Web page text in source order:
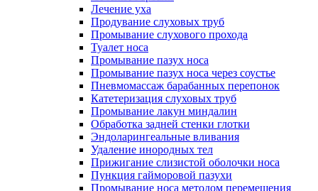
Лечение уха
Продувание слуховых труб
Промывание слухового прохода
Туалет носа
Промывание пазух носа
Промывание пазух носа через соустье
Пневмомассаж барабанных перепонок
Катетеризация слуховых труб
Промывание лакун миндалин
Обработка задней стенки глотки
Эндоларингеальные вливания
Удаление инородных тел
Прижигание слизистой оболочки носа
Пункция гайморовой пазухи
Промывание носа методом перемещения